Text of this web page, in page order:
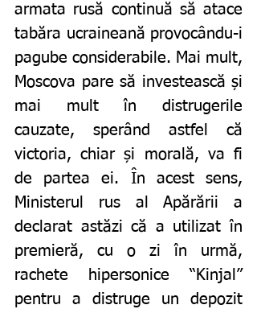
armata rusă continuă să atace
tabăra ucraineană provocându-i
pagube considerabile. Mai mult,
Moscova pare să investească și
mai mult în distrugerile
cauzate, sperând astfel că
victoria, chiar și morală, va fi
de partea ei. În acest sens,
Ministerul rus al Apărării a
declarat astăzi că a utilizat în
premieră, cu o zi în urmă,
rachete hipersonice “Kinjal”
pentru a distruge un depozit